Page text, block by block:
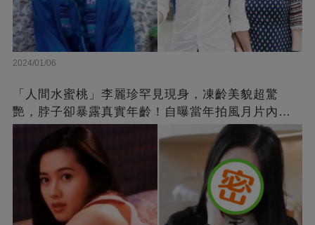
2024/01/06
「人間水蜜桃」李麗珍罕見現身，凍齡美貌超驚
艷，脖子卻暴露真實年齡！自曝當年拍風月片內
幕，竟是因為「玉女當久了」？